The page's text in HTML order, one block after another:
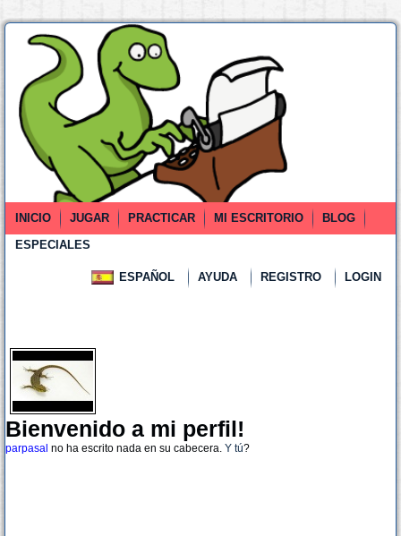
INICIO JUGAR PRACTICAR MI ESCRITORIO
BLOG
ESPECIALES
ESPAÑOL AYUDA REGISTRO LOGIN
Bienvenido a mi perfil!
parpasal no ha escrito nada en su cabecera. Y tú?